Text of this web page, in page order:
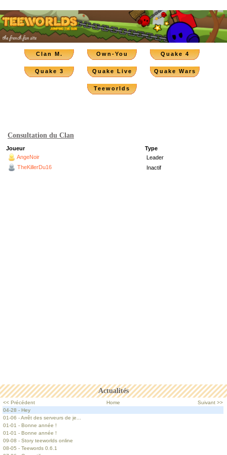
Clan M. Own-You Quake 4
Quake 3 Quake Live Quake Wars
Teeworlds
Actualités
<< Précédent Home
Suivant >>
04-28 - Hey
01-06 - Arrêt des serveurs de je...
01-01 - Bonne année !
01-01 - Bonne année !
09-08 - Story teeworlds online
08-05 - Teewords 0.6.1
Consultation du Clan
Joueur
Type
AngeNoir
Leader
TheKillerDu16
Inactif